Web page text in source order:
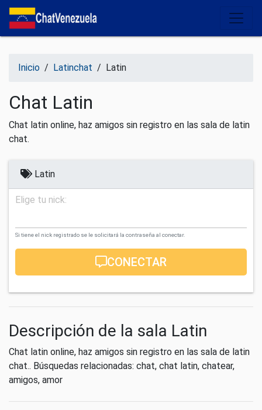
Salir del contenido
Inicio / Latinchat / Latin
Chat Latin
Chat latin online, haz amigos sin registro en las sala de latin
chat.
Latin
Elige tu nick:
Si tiene el nick registrado se le solicitará la contraseña al conectar.
CONECTAR
Descripción de la sala Latin
Chat latin online, haz amigos sin registro en las sala de latin
chat.. Búsquedas relacionadas: chat, chat latin, chatear,
amigos, amor